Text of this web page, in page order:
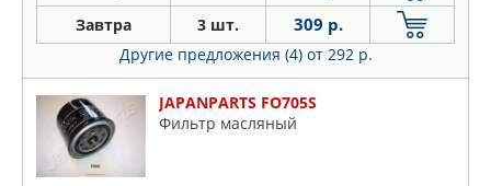
Завтра 3 шт. 309 р.
Другие предложения (4) от 292 р.
JAPANPARTS FO705S
Фильтр масляный